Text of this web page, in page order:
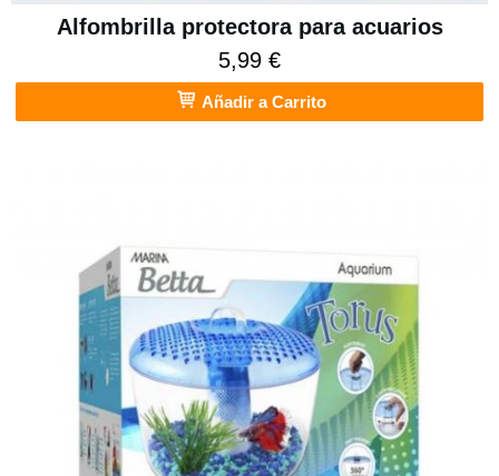
Alfombrilla protectora para acuarios
5,99 €
Añadir a Carrito